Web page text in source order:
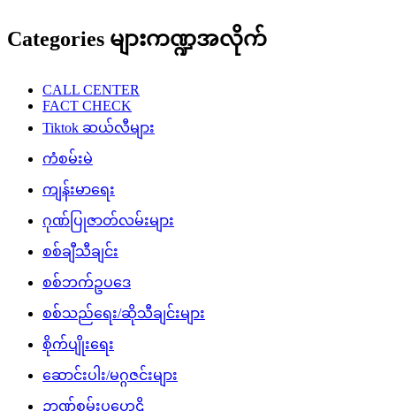
Categories များကဏ္ဍအလိုက်
CALL CENTER
FACT CHECK
Tiktok ဆယ်လီများ
ကံစမ်းမဲ
ကျန်းမာရေး
ဂုဏ်ပြုဇာတ်လမ်းများ
စစ်ချီသီချင်း
စစ်ဘက်ဥပဒေ
စစ်သည်ရေး/ဆိုသီချင်းများ
စိုက်ပျိုးရေး
ဆောင်းပါး/မဂ္ဂဇင်းများ
ဉာဏ်စမ်းပဟေဠိ